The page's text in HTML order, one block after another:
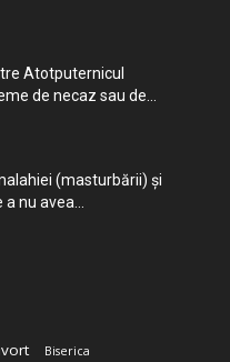
Atotputernicul
de necaz sau de...
(masturbării) şi
nu avea...
Biserica